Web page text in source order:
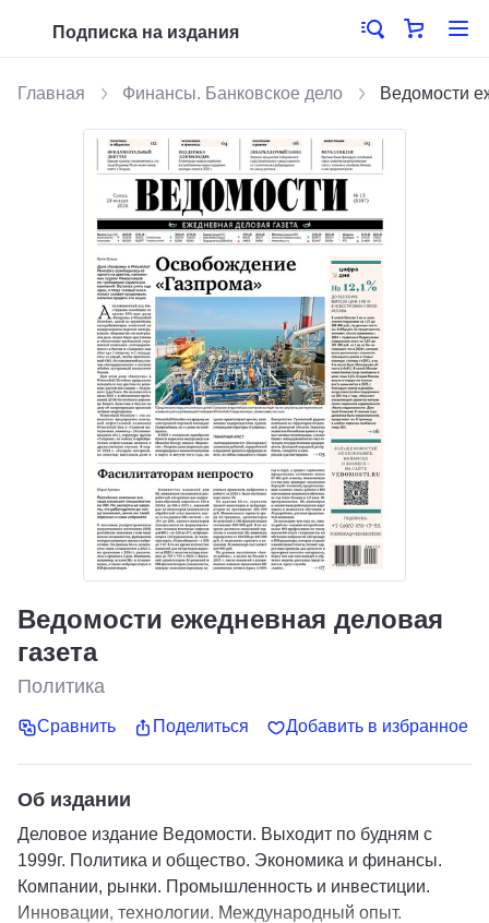
Подписка на издания
Главная Финансы. Банковское дело Ведомости
Ведомости ежедневная деловая
газета
Политика
Сравнить Поделиться Добавить в избранное
Об издании
Деловое издание Ведомости. Выходит по будням с
1999г. Политика и общество. Экономика и финансы.
Компании, рынки. Промышленность и инвестиции.
Инновации, технологии. Международный опыт.